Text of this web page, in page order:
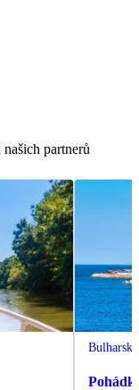
partnerů
Bulharsko